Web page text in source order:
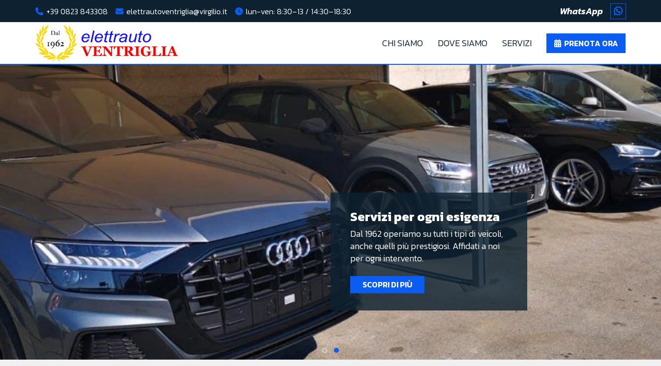
+39 0823 843308 elettrautoventriglia@virgilio.it lun-ven: 8:30–13 / 14:30–18:30 WhatsApp
CHI SIAMO DOVE SIAMO SERVIZI PRENOTA ORA
Servizi per ogni esigenza
Dal 1962 operiamo su tutti i tipi di veicoli,
anche quelli più prestigiosi. Affidati a noi
per ogni intervento.
SCOPRI DI PIÙ